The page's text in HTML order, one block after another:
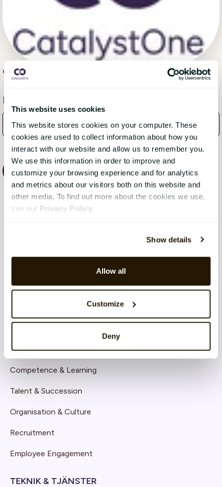
This website uses cookies
This website stores cookies on your computer. These
cookies are used to collect information about how you
interact with our website and allow us to remember you.
We use this information in order to improve and
customize your browsing experience and for analytics
and metrics about our visitors both on this website and
other media. To find out more about the cookies we use,
see our Privacy Policy
Show details
Allow all
Customize
Deny
CatalystOne
Få månatliga uppdateringar från bloggen!
Continuous Performance
Competence & Learning
Talent & Succession
Organisation & Culture
Recruitment
Employee Engagement
TEKNIK & TJÄNSTER